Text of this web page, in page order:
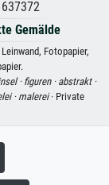
Gemälde
Fotopapier,
·figuren · abstrakt ·
·malerei· Private